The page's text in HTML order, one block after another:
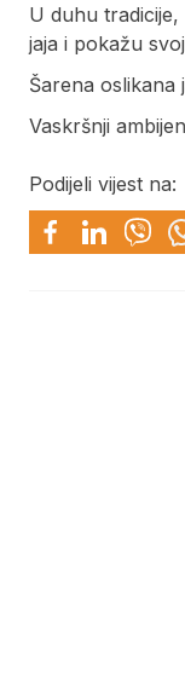
U duhu
jaja i pokažu
Šarena
Vaskršnji
Podijeli vijest na: